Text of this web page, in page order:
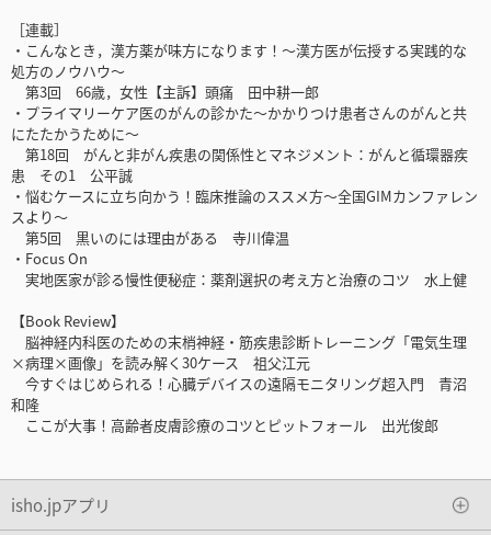
［連載］
・こんなとき，漢方薬が味方になります！～漢方医が伝授する実践的な
処方のノウハウ～
第3回 66歳，女性【主訴】頭痛 田中耕一郎
・プライマリーケア医のがんの診かた～かかりつけ患者さんのがんと共
にたたかうために～
第18回 がんと非がん疾患の関係性とマネジメント：がんと循環器疾
患 その1 公平誠
・悩むケースに立ち向かう！臨床推論のススメ方～全国GIMカンファレン
スより～
第5回 黒いのには理由がある 寺川偉温
・Focus On
実地医家が診る慢性便秘症：薬剤選択の考え方と治療のコツ 水上健
【Book Review】
脳神経内科医のための末梢神経・筋疾患診断トレーニング「電気生理
×病理×画像」を読み解く30ケース 祖父江元
今すぐはじめられる！心臓デバイスの遠隔モニタリング超入門 青沼
和隆
ここが大事！高齢者皮膚診療のコツとピットフォール 出光俊郎
isho.jpアプリ